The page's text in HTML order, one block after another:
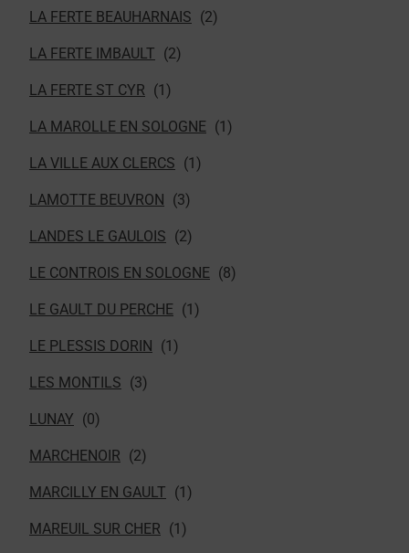
LA FERTE BEAUHARNAIS
LA FERTE IMBAULT
LA FERTE ST CYR
LA MAROLLE EN SOLOGNE
LA VILLE AUX CLERCS
LAMOTTE BEUVRON
LANDES LE GAULOIS
LE CONTROIS EN SOLOGNE
LE GAULT DU PERCHE
LE PLESSIS DORIN
LES MONTILS
LUNAY
MARCHENOIR
MARCILLY EN GAULT
MAREUIL SUR CHER